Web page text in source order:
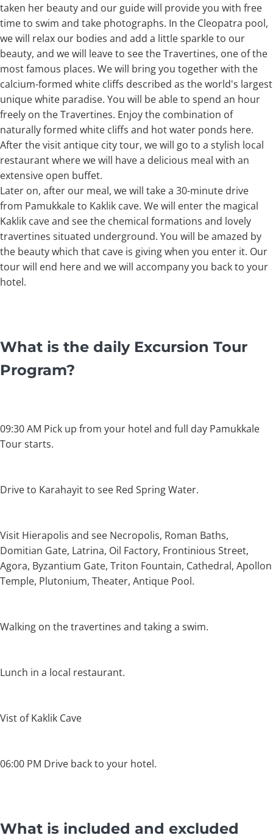
taken her beauty and our guide will provide you with free
time to swim and take photographs. In the Cleopatra pool,
we will relax our bodies and add a little sparkle to our
beauty, and we will leave to see the Travertines, one of the
most famous places. We will bring you together with the
calcium-formed white cliffs described as the world's largest
unique white paradise. You will be able to spend an hour
freely on the Travertines. Enjoy the combination of
naturally formed white cliffs and hot water ponds here.
After the visit antique city tour, we will go to a stylish local
restaurant where we will have a delicious meal with an
extensive open buffet.
Later on, after our meal, we will take a 30-minute drive
from Pamukkale to Kaklik cave. We will enter the magical
Kaklik cave and see the chemical formations and lovely
travertines situated underground. You will be amazed by
the beauty which that cave is giving when you enter it. Our
tour will end here and we will accompany you back to your
hotel.
What is the daily Excursion Tour
Program?
09:30 AM Pick up from your hotel and full day Pamukkale
Tour starts.
Drive to Karahayit to see Red Spring Water.
Visit Hierapolis and see Necropolis, Roman Baths,
Domitian Gate, Latrina, Oil Factory, Frontinious Street,
Agora, Byzantium Gate, Triton Fountain, Cathedral, Apollon
Temple, Plutonium, Theater, Antique Pool.
Walking on the travertines and taking a swim.
Lunch in a local restaurant.
Vist of Kaklik Cave
06:00 PM Drive back to your hotel.
What is included and excluded